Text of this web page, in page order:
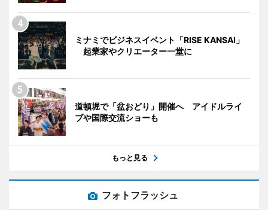
ミナミでビジネスイベント「RISE KANSAI」
起業家やクリエーター一堂に
道頓堀で「盆おどり」開催へ アイドルライ
ブや国際交流ショーも
もっと見る
フォトフラッシュ